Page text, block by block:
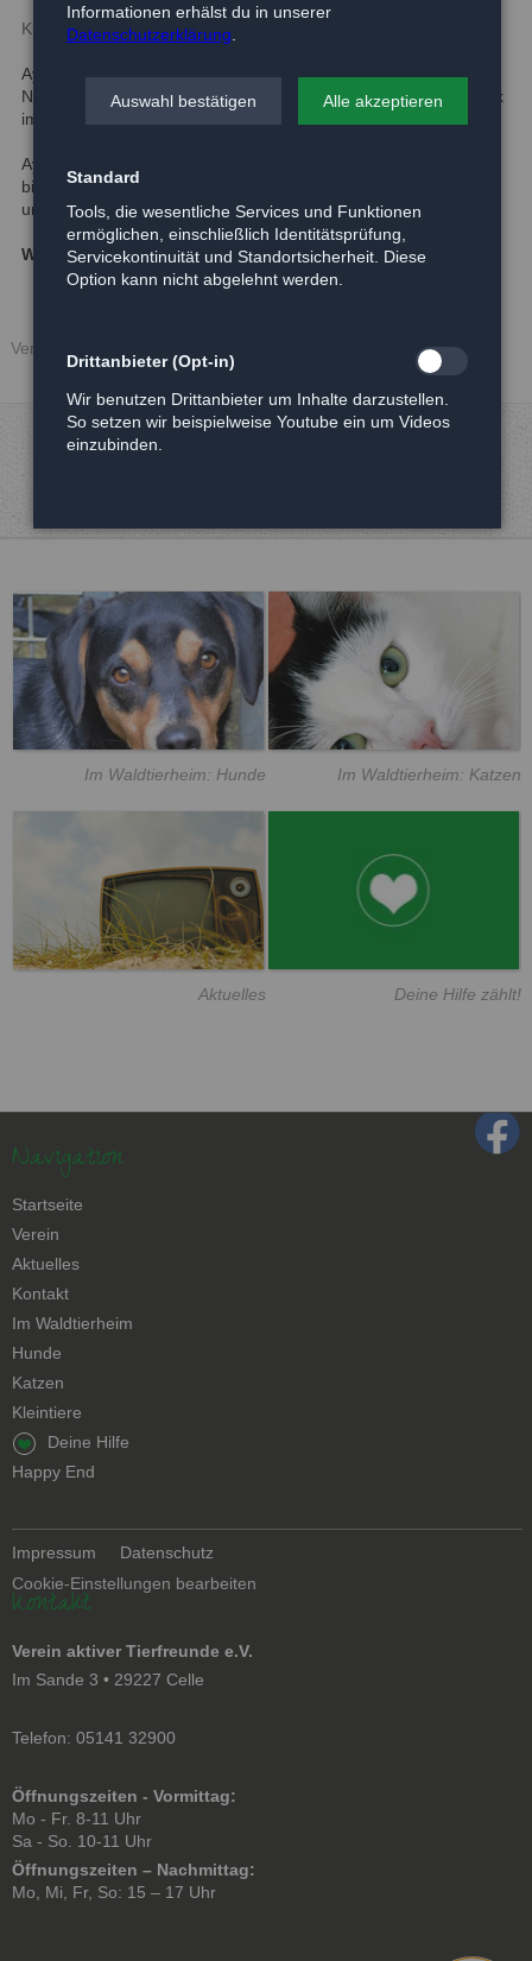
Kurzbeschreibung:
Ayleen ist eine junge Katze, die nach einem Autounfall in der
Nähe von Langlingen in unser Tierheim kam. Ayleen hatte Glück
im Unglück. Sie trug keine schweren Verletzungen davon.
Ayleen war nicht kastriert und nicht gekennzeichnet. Sie ist eine
bildhübsche Katze, die sich bei uns allerdings noch sehr scheu
und ängstlich zeigt.
Weitere Informationen und Bilder folgen.
Veröffentlicht: 17.05.2016
Im Waldtierheim: Hunde Im Waldtierheim: Katzen
Aktuelles Deine Hilfe zählt!
Navigation
Navigation
überspringen
Startseite
Verein
Aktuelles
Kontakt
Navigation
überspringen
Im Waldtierheim
Hunde
Katzen
Kleintiere
Navigation
überspringen
Deine Hilfe
Happy End
Navigation
überspringen
Impressum
Datenschutz
Cookie-Einstellungen bearbeiten
Kontakt
Verein aktiver Tierfreunde e.V.
Im Sande 3 • 29227 Celle
Telefon: 05141 32900
Öffnungszeiten - Vormittag:
Mo - Fr. 8-11 Uhr
Sa - So. 10-11 Uhr
Öffnungszeiten – Nachmittag:
Mo, Mi, Fr, So: 15 – 17 Uhr
Informationen erhälst du in unserer
Datenschutzerklärung
Auswahl bestätigen Alle akzeptieren
Standard
Tools, die wesentliche Services und Funktionen
ermöglichen, einschließlich Identitätsprüfung,
Servicekontinuität und Standortsicherheit. Diese
Option kann nicht abgelehnt werden.
Drittanbieter (Opt-in)
Wir benutzen Drittanbieter um Inhalte darzustellen.
So setzen wir beispielweise Youtube ein um Videos
einzubinden.